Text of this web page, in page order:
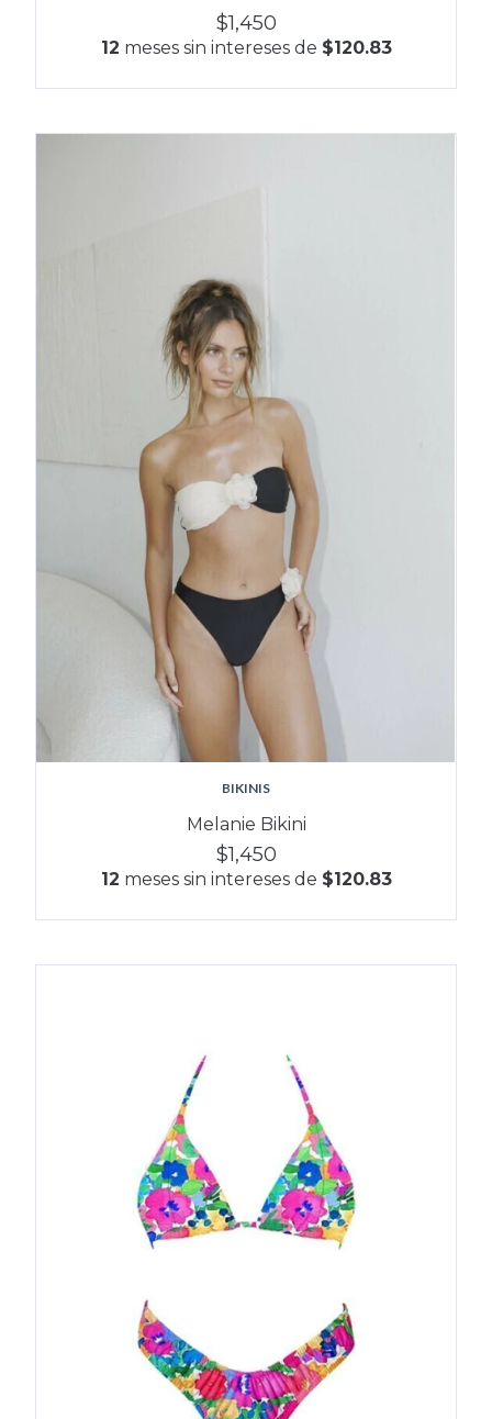
$1,450
12 meses sin intereses de $120.83
BIKINIS
Melanie Bikini
$1,450
12 meses sin intereses de $120.83